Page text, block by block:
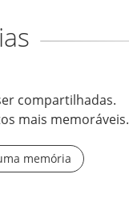
compartilhadas.
mais memoráveis.
memória